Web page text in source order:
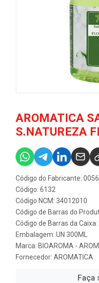
AROMATICA
S.NATUREZA
Código do Fabricante:
Código: 6132
Código NCM: 34012010
Código de Barras do
Código de Barras da
Embalagem: UN 300ML
Marca: BIOAROMA -
Fornecedor: AROMATICA
Faça